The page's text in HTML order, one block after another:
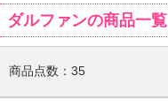
ダルファンの商品一覧
商品点数： 35